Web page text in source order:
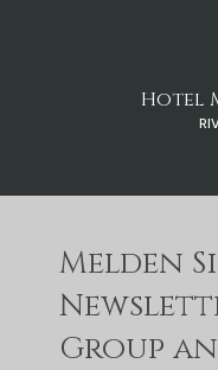
Hotel
Melden
Group an